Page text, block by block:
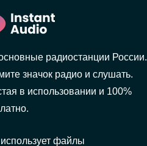
радиостанции России.
значок радио и слушать.
в использовании и 100%
файлы